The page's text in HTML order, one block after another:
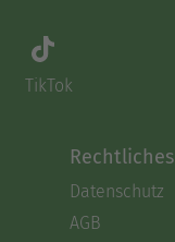
TikTok
Rechtliches
Datenschutz
AGB